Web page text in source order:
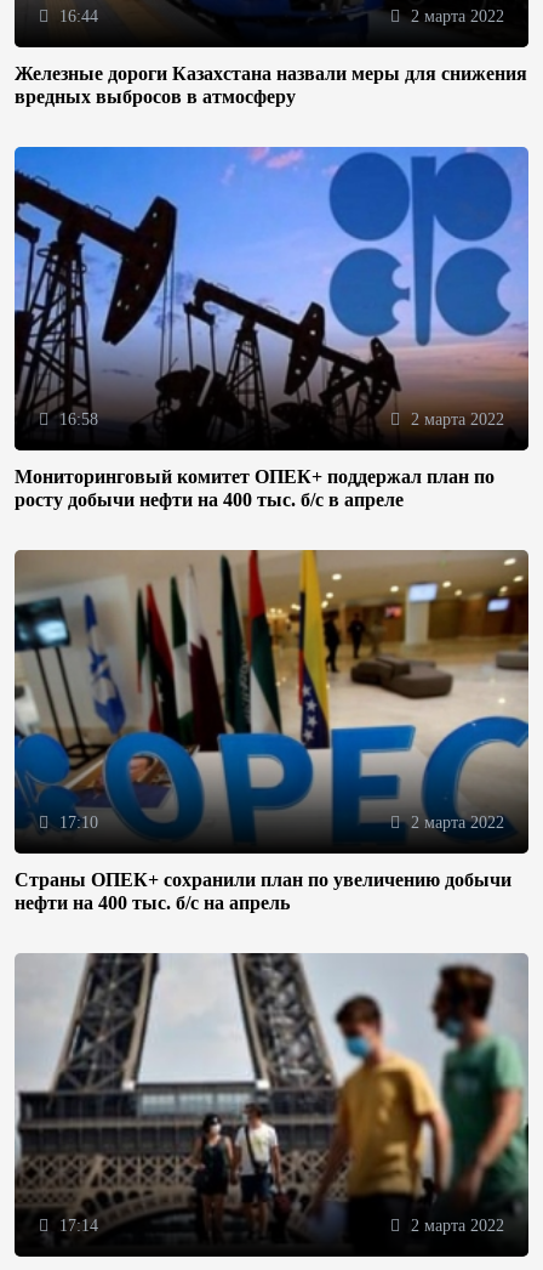
16:44 2 марта 2022
Железные дороги Казахстана назвали меры для снижения
вредных выбросов в атмосферу
16:58 2 марта 2022
Мониторинговый комитет ОПЕК+ поддержал план по
росту добычи нефти на 400 тыс. б/с в апреле
17:10 2 марта 2022
Страны ОПЕК+ сохранили план по увеличению добычи
нефти на 400 тыс. б/с на апрель
17:14 2 марта 2022